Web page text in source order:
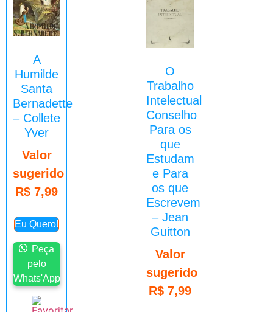
A
Humilde
Santa
Bernadette
– Collete
Yver
Valor
sugerido
R$ 7,99
Eu Quero!
Peça
pelo
Whats'App
O
Trabalho
Intelectual
Conselho
Para os
que
Estudam
e Para
os que
Escrevem
– Jean
Guitton
Valor
sugerido
R$ 7,99